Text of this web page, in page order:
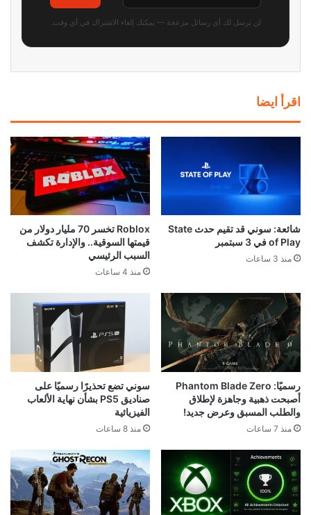
لن نرسل لك أي رسائل مزعجة — يمكنك إلغاء الاشتراك في أي وقت.
اقرأ ايضا
شائعة: سوني قد تقيم حدث State
of Play في 3 سبتمبر
منذ 3 ساعات
Roblox تخسر 70 مليار دولار من
قيمتها السوقية.. والإدارة تكشف
السبب الرئيسي
منذ 4 ساعات
رسميًا: Phantom Blade Zero
أصبحت ذهبية وجاهزة لإطلاق
والطلب المسبق وعرض جديد!
منذ 7 ساعات
سوني تضع تحذيرًا رسميًا على
صناديق PS5 بشأن نهاية الألعاب
الفيزيائية
منذ 8 ساعات